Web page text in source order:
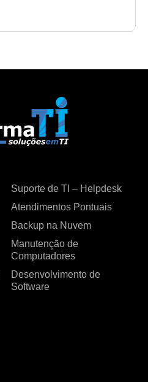
Suporte de TI – Helpdesk
Atendimentos Pontuais
Backup na Nuvem
Manutenção de
Computadores
Desenvolvimento de
Software